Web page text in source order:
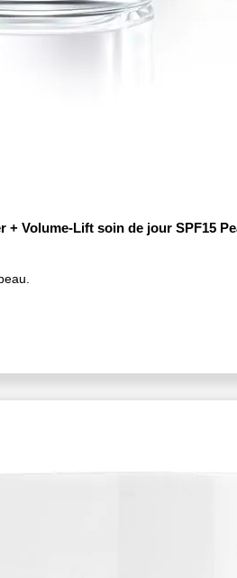
+ Volume-Lift soin de jour SPF15